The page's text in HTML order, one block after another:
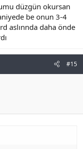
düzgün okursan
be onun 3-4
aslınnda daha önde
#15